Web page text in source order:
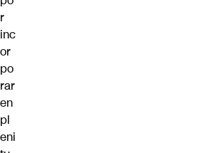
r
inc
or
po
rar
en
pl
eni